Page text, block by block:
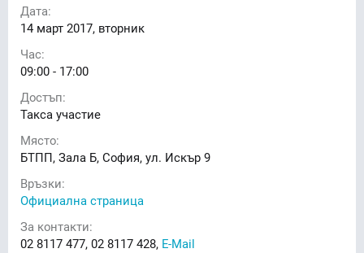
Дата:
14 март 2017, вторник
Час:
09:00 - 17:00
Достъп:
Такса участие
Място:
БТПП, Зала Б, София, ул. Искър 9
Връзки:
Официална страница
За контакти:
02 8117 477, 02 8117 428, E-Mail